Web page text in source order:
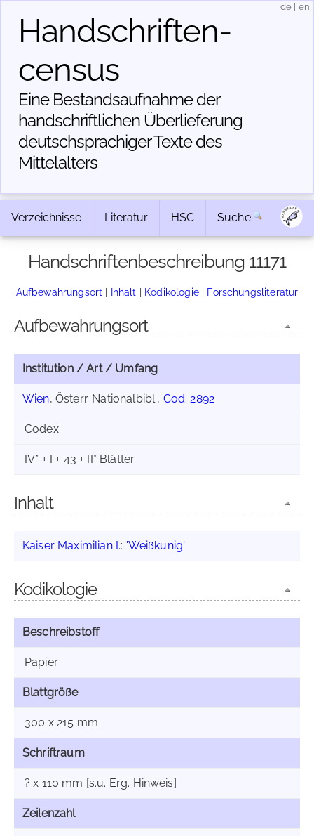
Handschriften­
census
Eine Bestandsaufnahme der
handschriftlichen Über­lieferung
deutschsprachiger Texte des
Mittelalters
de en
Verzeichnisse Literatur HSC Suche
Handschriftenbeschreibung 11171
Aufbewahrungsort | Inhalt | Kodikologie| Forschungsliteratur
Aufbewahrungsort
Institution / Art / Umfang
Wien, Österr. Nationalbibl., Cod. 2892
Codex
IV* + I + 43 + II* Blätter
Inhalt
Kaiser Maximilian I.: 'Weißkunig'
Kodikologie
Beschreibstoff
Papier
Blattgröße
300 x 215 mm
Schriftraum
? x 110 mm [s.u. Erg. Hinweis]
Zeilenzahl